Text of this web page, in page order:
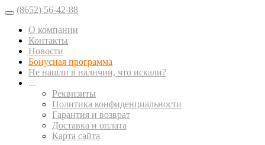
(8652) 56-42-88
О компании
Контакты
Новости
Бонусная программа
Не нашли в наличии, что искали?
...
Реквизиты
Политика конфиденциальности
Гарантия и возврат
Доставка и оплата
Карта сайта